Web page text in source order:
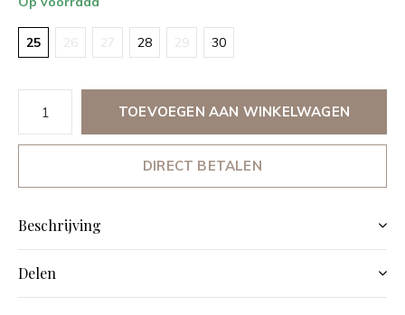
25 26 27 28 29 30
TOEVOEGEN AAN WINKELWAGEN
DIRECT BETALEN
Beschrijving
Delen